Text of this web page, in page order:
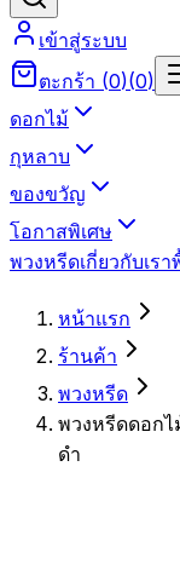
เข้าสู่ระบบ
ตะกร้า (0)(0)
ดอกไม้
กุหลาบ
ของขวัญ
โอกาสพิเศษ
พวงหรีดเกี่ยวกับเรา
หน้าแรก
ร้านค้า
พวงหรีด
พวงหรีดดอก
ดำ